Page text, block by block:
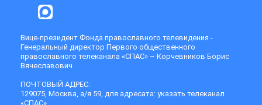
Вице-президент Фонда православного телевидения -
Генеральный директор Первого общественного
православного телеканала «СПАС» – Корчевников Борис
Вячеславович
ПОЧТОВЫЙ АДРЕС:
129075, Москва, а/я 59, для адресата: указать телеканал
«СПАС»